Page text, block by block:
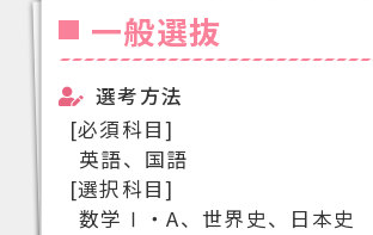
一般選抜
選考方法
[必須科目]
英語、国語
[選択科目]
数学Ⅰ・A、世界史、日本史